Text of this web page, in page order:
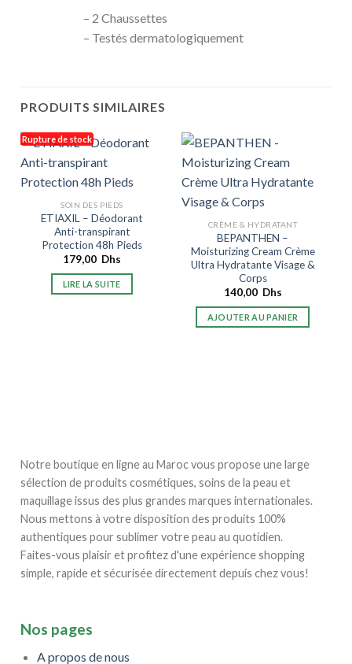
– 2 Chaussettes
– Testés dermatologiquement
PRODUITS SIMILAIRES
Rupture de stock
SOIN DES PIEDS
ETIAXIL – Déodorant
Anti-transpirant
Protection 48h Pieds
179,00 Dhs
LIRE LA SUITE
CRÈME & HYDRATANT
BEPANTHEN –
Moisturizing Cream Crème
Ultra Hydratante Visage &
Corps
140,00 Dhs
AJOUTER AU PANIER
Notre boutique en ligne au Maroc vous propose une large
sélection de produits cosmétiques, soins de la peau et
maquillage issus des plus grandes marques internationales.
Nous mettons à votre disposition des produits 100%
authentiques pour sublimer votre peau au quotidien.
Faites-vous plaisir et profitez d'une expérience shopping
simple, rapide et sécurisée directement depuis chez vous!
Nos pages
A propos de nous